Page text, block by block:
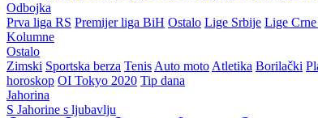
Odbojka
Prva liga RS Premijer liga BiH Ostalo Lige Srbije Lige
Kolumne
Ostalo
Zimski Sportska berza Tenis Auto moto Atletika Borilački
horoskop OI Tokyo 2020 Tip dana
Jahorina
S Jahorine s ljubavlju